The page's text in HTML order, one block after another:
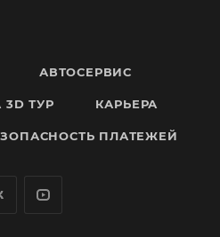
АВТОСЕРВИС
ТУР КАРЬЕРА
ПЛАТЕЖЕЙ